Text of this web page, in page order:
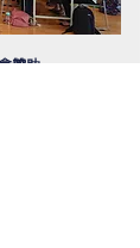
贊助